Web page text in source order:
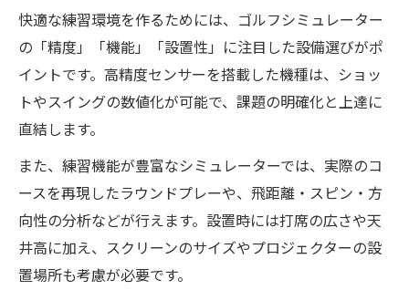
快適な練習環境を作るためには、ゴルフシミュレーター
の「精度」「機能」「設置性」に注目した設備選びがポ
イントです。高精度センサーを搭載した機種は、ショッ
トやスイングの数値化が可能で、課題の明確化と上達に
直結します。
また、練習機能が豊富なシミュレーターでは、実際のコ
ースを再現したラウンドプレーや、飛距離・スピン・方
向性の分析などが行えます。設置時には打席の広さや天
井高に加え、スクリーンのサイズやプロジェクターの設
置場所も考慮が必要です。